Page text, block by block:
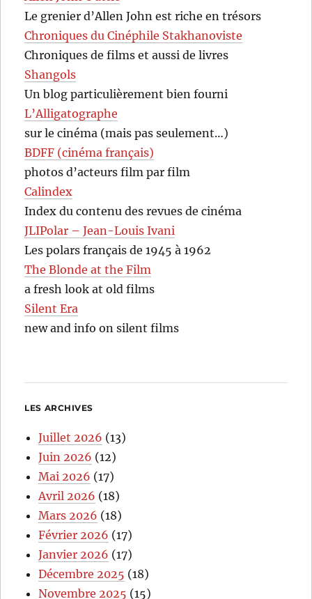
Le grenier d’Allen John est riche en trésors
Chroniques du Cinéphile Stakhanoviste
Chroniques de films et aussi de livres
Shangols
Un blog particulièrement bien fourni
L’Alligatographe
sur le cinéma (mais pas seulement…)
BDFF (cinéma français)
photos d’acteurs film par film
Calindex
Index du contenu des revues de cinéma
JLIPolar – Jean-Louis Ivani
Les polars français de 1945 à 1962
The Blonde at the Film
a fresh look at old films
Silent Era
new and info on silent films
LES ARCHIVES
Juillet 2026 (13)
Juin 2026 (12)
Mai 2026 (17)
Avril 2026 (18)
Mars 2026 (18)
Février 2026 (17)
Janvier 2026 (17)
Décembre 2025 (18)
Novembre 2025 (15)